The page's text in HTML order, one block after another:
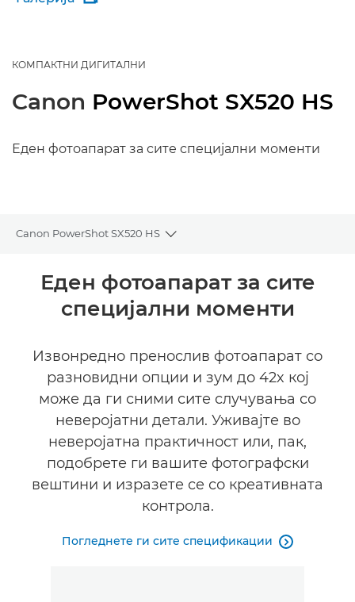
КОМПАКТНИ ДИГИТАЛНИ
Canon PowerShot SX520 HS
Еден фотоапарат за сите специјални моменти
Canon PowerShot SX520 HS
Toggle breadcrumbs
Преглед
Спецификации
Еден фотоапарат за сите
специјални моменти
Извонредно пренослив фотоапарат со
разновидни опции и зум до 42x кој
може да ги сними сите случувања со
неверојатни детали. Уживајте во
неверојатна практичност или, пак,
подобрете ги вашите фотографски
вештини и изразете се со креативната
контрола.
Погледнете ги сите спецификации 